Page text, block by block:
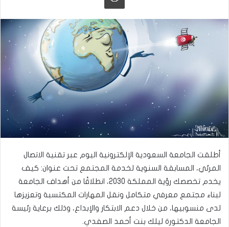
أطلقت الجامعة السعودية الإلكترونية اليوم عبر تقنية الاتصال
المرئي، المسابقة السنوية لخدمة المجتمع تحت عنوان: كيف
يخدم تخصصك رؤية المملكة 2030، انطلاقًا من أهداف الجامعة
لبناء مجتمع معرفي متكامل ونقل المهارات المكتسبة وتعزيزها
لدى منسوبيها، من خلال دعم الابتكار والإبداع، وذلك برعاية رئيسة
الجامعة الدكتورة ليلك بنت أحمد الصفدي.